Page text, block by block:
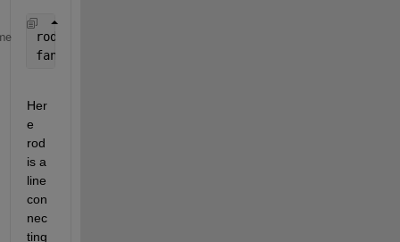
rod=@(t)plot([r*cos(t),r*cos(t)+sqrt(l^2-
fanimator(rod,
Her
e
rod
is a
line
con
nec
ting